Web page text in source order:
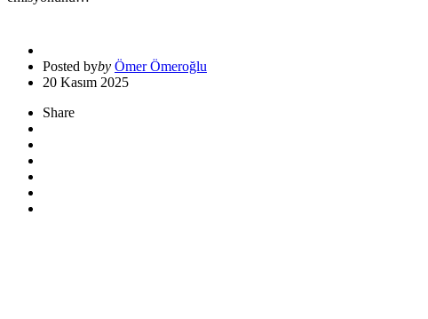
Posted byby Ömer Ömeroğlu
20 Kasım 2025
Share